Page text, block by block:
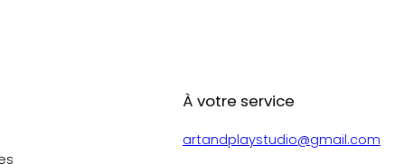
À votre service
artandplaystudio@gmail.com